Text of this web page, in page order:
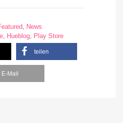
, News
, Hueblog, Play Store
teilen
E-Mail